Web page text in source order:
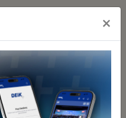
Etkinlikler
YEMEĞİ, 30 EKİM 2019,
- Somali İş Konseyi
×